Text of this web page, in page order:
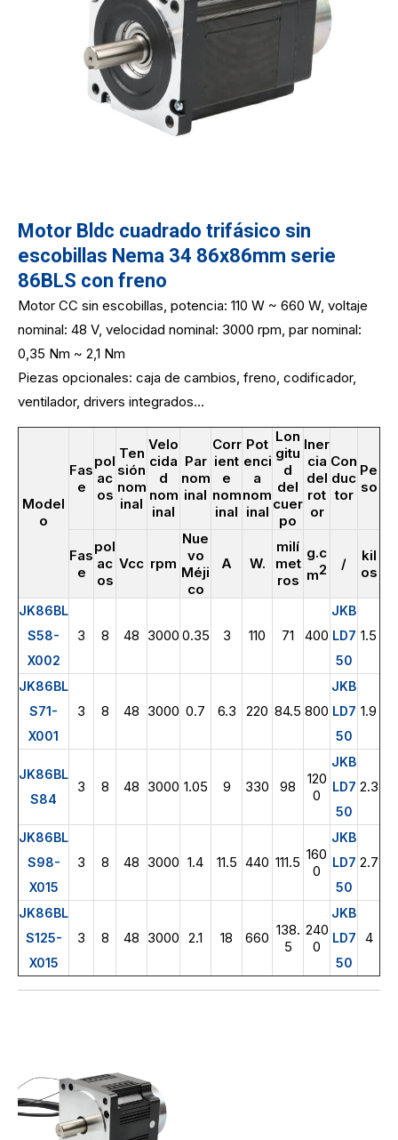
Motor Bldc cuadrado trifásico sin
escobillas Nema 34 86x86mm serie
86BLS con freno
Motor CC sin escobillas, potencia: 110 W ~ 660 W, voltaje
nominal: 48 V, velocidad nominal: 3000 rpm, par nominal:
0,35 Nm ~ 2,1 Nm
Piezas opcionales: caja de cambios, freno, codificador,
ventilador, drivers integrados...
Model
o
Fas
e
pol
ac
os
Ten
sión
nom
inal
Velo
cida
d
nom
inal
Par
nom
inal
Corr
ient
e
nom
inal
Pot
enci
a
nom
inal
Lon
gitu
d
del
cuer
po
Iner
cia
del
rot
or
Con
duc
tor
Pe
so
Fas
e
pol
ac
os
Vcc rpm
Nue
vo
Méji
co
A W.
milí
met
ros
g.c
m2 /
kil
os
JK86BL
S58-
X002
3 8 48 3000 0.35 3 110 71 400
JKB
LD7
50
1.5
JK86BL
S71-
X001
3 8 48 3000 0.7 6.3 220 84.5 800
JKB
LD7
50
1.9
JK86BL
S84
3 8 48 3000 1.05 9 330 98
120
0
JKB
LD7
50
2.3
JK86BL
S98-
X015
3 8 48 3000 1.4 11.5 440 111.5 160
0
JKB
LD7
50
2.7
JK86BL
S125-
X015
3 8 48 3000 2.1 18 660 138.
5
240
0
JKB
LD7
50
4